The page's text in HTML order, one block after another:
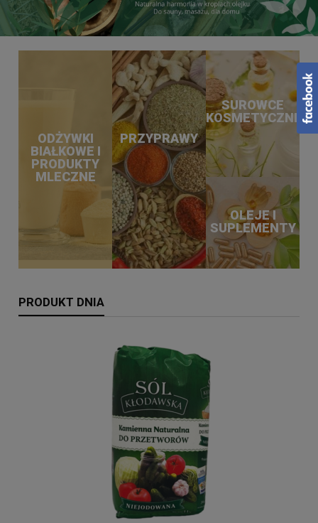
ODŻYWKI
BIAŁKOWE I
PRODUKTY
MLECZNE
PRZYPRAWY
SUROWCE
KOSMETYCZNE
OLEJE I
SUPLEMENTY
PRODUKT DNIA